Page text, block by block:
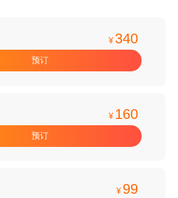
¥340
预订
¥ 160
预订
¥ 99